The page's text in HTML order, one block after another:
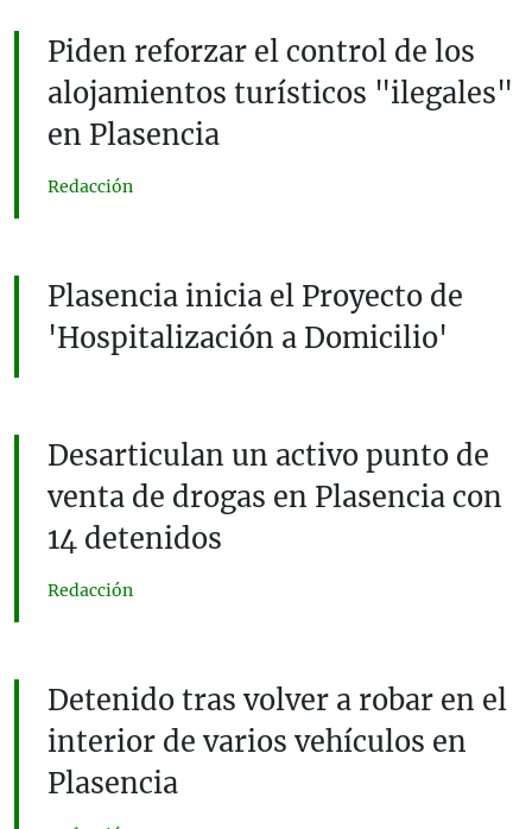
Piden reforzar el control de los
alojamientos turísticos "ilegales"
en Plasencia
Redacción
Plasencia inicia el Proyecto de
'Hospitalización a Domicilio'
Desarticulan un activo punto de
venta de drogas en Plasencia con
14 detenidos
Redacción
Detenido tras volver a robar en el
interior de varios vehículos en
Plasencia